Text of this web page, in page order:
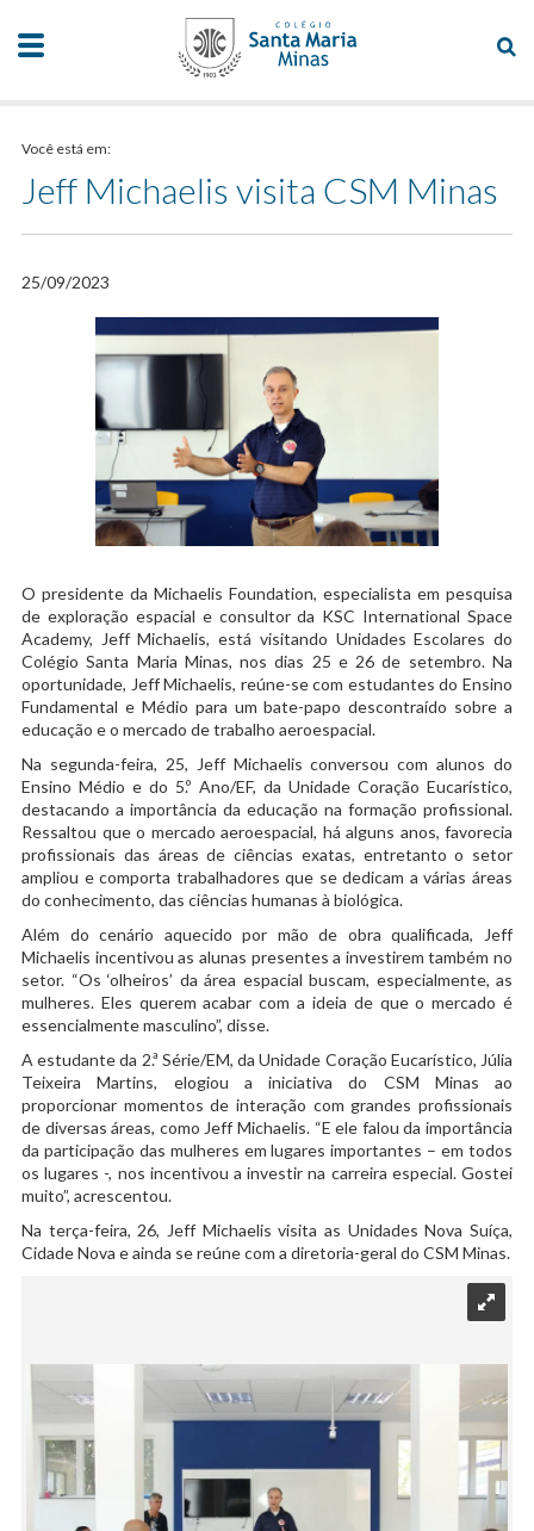
Você está em:
Jeff Michaelis visita CSM Minas
25/09/2023
O presidente da Michaelis Foundation, especialista em pesquisa
de exploração espacial e consultor da KSC International Space
Academy, Jeff Michaelis, está visitando Unidades Escolares do
Colégio Santa Maria Minas, nos dias 25 e 26 de setembro. Na
oportunidade, Jeff Michaelis, reúne-se com estudantes do Ensino
Fundamental e Médio para um bate-papo descontraído sobre a
educação e o mercado de trabalho aeroespacial.
Na segunda-feira, 25, Jeff Michaelis conversou com alunos do
Ensino Médio e do 5.º Ano/EF, da Unidade Coração Eucarístico,
destacando a importância da educação na formação profissional.
Ressaltou que o mercado aeroespacial, há alguns anos, favorecia
profissionais das áreas de ciências exatas, entretanto o setor
ampliou e comporta trabalhadores que se dedicam a várias áreas
do conhecimento, das ciências humanas à biológica.
Além do cenário aquecido por mão de obra qualificada, Jeff
Michaelis incentivou as alunas presentes a investirem também no
setor. “Os ‘olheiros’ da área espacial buscam, especialmente, as
mulheres. Eles querem acabar com a ideia de que o mercado é
essencialmente masculino”, disse.
A estudante da 2.ª Série/EM, da Unidade Coração Eucarístico, Júlia
Teixeira Martins, elogiou a iniciativa do CSM Minas ao
proporcionar momentos de interação com grandes profissionais
de diversas áreas, como Jeff Michaelis. “E ele falou da importância
da participação das mulheres em lugares importantes – em todos
os lugares -, nos incentivou a investir na carreira especial. Gostei
muito”, acrescentou.
Na terça-feira, 26, Jeff Michaelis visita as Unidades Nova Suíça,
Cidade Nova e ainda se reúne com a diretoria-geral do CSM Minas.